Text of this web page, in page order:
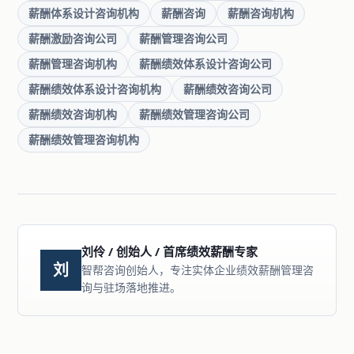
薪酬体系设计咨询机构 薪酬咨询
薪酬咨询机构
薪酬激励咨询公司
薪酬管理咨询公司
薪酬管理咨询机构
薪酬绩效体系设计咨询公司
薪酬绩效体系设计咨询机构
薪酬绩效咨询公司
薪酬绩效咨询机构
薪酬绩效管理咨询公司
薪酬绩效管理咨询机构
刘
刘伶 / 创始人 / 首席绩效薪酬专家
智帮咨询创始人，专注实体企业绩效薪酬管理咨
询与驻场落地推进。